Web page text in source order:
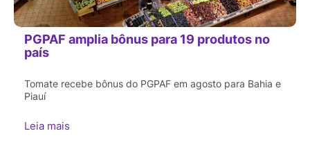
PGPAF amplia bônus para 19 produtos no
país
Tomate recebe bônus do PGPAF em agosto para Bahia e
Piauí
Leia mais